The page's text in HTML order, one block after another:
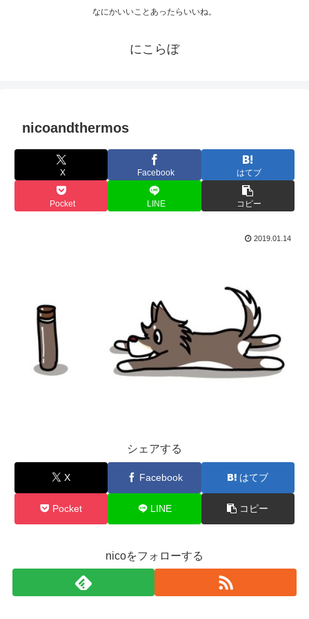
なにかいいことあったらいいね。
にこらぼ
nicoandthermos
X Facebook はてブ
Pocket LINE コピー
2019.01.14
シェアする
X Facebook はてブ
Pocket LINE コピー
nicoをフォローする